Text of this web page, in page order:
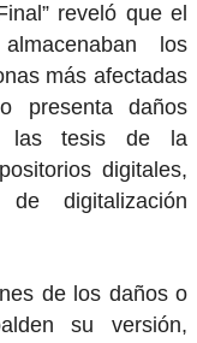
reveló que el
los
más afectadas
presenta daños
las tesis de la
digitales,
digitalización
de los daños o
su versión,